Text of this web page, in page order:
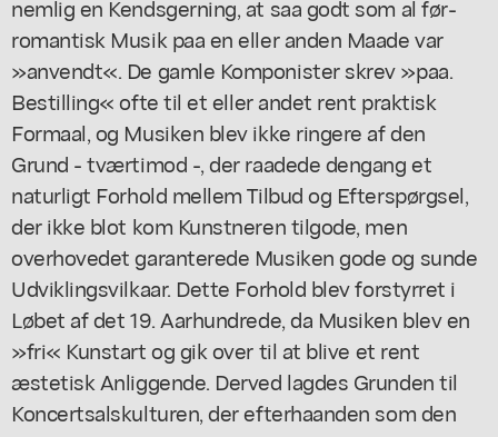
nemlig en Kendsgerning, at saa godt som al før-
romantisk Musik paa en eller anden Maade var
»anvendt«. De gamle Komponister skrev »paa.
Bestilling« ofte til et eller andet rent praktisk
Formaal, og Musiken blev ikke ringere af den
Grund - tværtimod -, der raadede dengang et
naturligt Forhold mellem Tilbud og Efterspørgsel,
der ikke blot kom Kunstneren tilgode, men
overhovedet garanterede Musiken gode og sunde
Udviklingsvilkaar. Dette Forhold blev forstyrret i
Løbet af det 19. Aarhundrede, da Musiken blev en
»fri« Kunstart og gik over til at blive et rent
æstetisk Anliggende. Derved lagdes Grunden til
Koncertsalskulturen, der efterhaanden som den